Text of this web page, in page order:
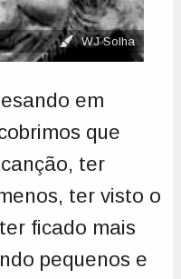
WJ Solha
em
que
ter
ter visto o
ficado mais
pequenos e